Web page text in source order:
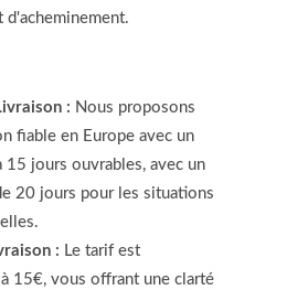
d'acheminement.
: Nous proposons
fiable en Europe avec un
15 jours ouvrables, avec un
20 jours pour les situations
: Le tarif est
15€, vous offrant une clarté